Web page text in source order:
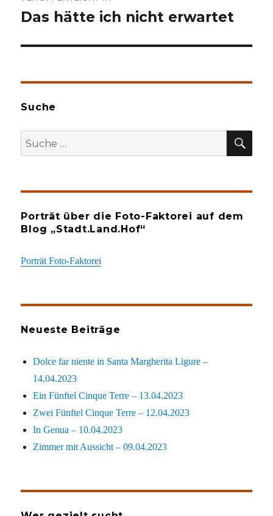
Das hätte ich nicht erwartet
Suche
Suche
nach:
Porträt über die Foto-Faktorei auf dem
Blog „Stadt.Land.Hof“
Porträt Foto-Faktorei
Neueste Beiträge
Dolce far niente in Santa Margherita Ligure –
14.04.2023
Ein Fünftel Cinque Terre – 13.04.2023
Zwei Fünftel Cinque Terre – 12.04.2023
In Genua – 10.04.2023
Zimmer mit Aussicht – 09.04.2023